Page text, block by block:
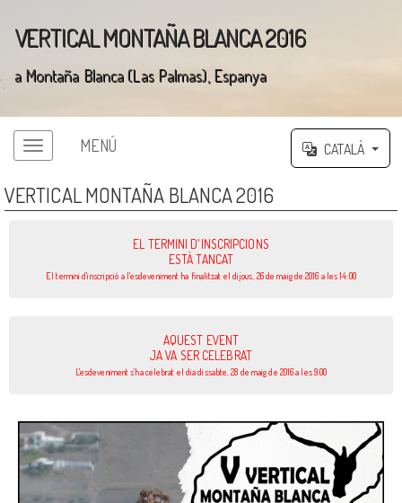
VERTICAL MONTAÑA BLANCA 2016
a Montaña Blanca (Las Palmas), Espanya
';
MENÚ CATALÀ
VERTICAL MONTAÑA BLANCA 2016
EL TERMINI D'INSCRIPCIONS
ESTÀ TANCAT
El termini d'inscripció a l'esdeveniment ha finalitzat el dijous, 26 de maig de 2016 a les 14:00
AQUEST EVENT
JA VA SER CELEBRAT
L'esdeveniment s'ha celebrat el dia dissabte, 28 de maig de 2016 a les 9:00